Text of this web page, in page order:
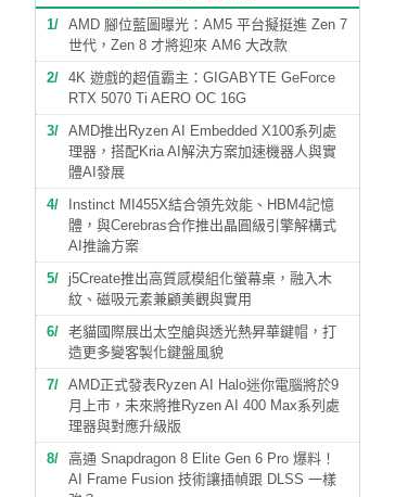
1
AMD 腳位藍圖曝光：AM5 平台擬挺進 Zen 7
世代，Zen 8 才將迎來 AM6 大改款
2
4K 遊戲的超值霸主：GIGABYTE GeForce
RTX 5070 Ti AERO OC 16G
3
AMD推出Ryzen AI Embedded X100系列處
理器，搭配Kria AI解決方案加速機器人與實
體AI發展
4
Instinct MI455X結合領先效能、HBM4記憶
體，與Cerebras合作推出晶圓級引擎解構式
AI推論方案
5
j5Create推出高質感模組化螢幕桌，融入木
紋、磁吸元素兼顧美觀與實用
6
老貓國際展出太空艙與透光熱昇華鍵帽，打
造更多變客製化鍵盤風貌
7
AMD正式發表Ryzen AI Halo迷你電腦將於9
月上市，未來將推Ryzen AI 400 Max系列處
理器與對應升級版
8
高通 Snapdragon 8 Elite Gen 6 Pro 爆料！
AI Frame Fusion 技術讓插幀跟 DLSS 一樣